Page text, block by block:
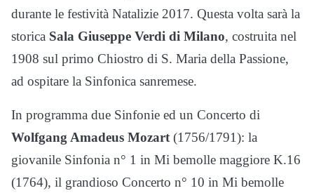
durante le festività Natalizie 2017. Questa volta sarà la
storica Sala Giuseppe Verdi di Milano, costruita nel
1908 sul primo Chiostro di S. Maria della Passione,
ad ospitare la Sinfonica sanremese.
In programma due Sinfonie ed un Concerto di
Wolfgang Amadeus Mozart(1756/1791): la
giovanile Sinfonia n° 1 in Mi bemolle maggiore K.16
(1764), il grandioso Concerto n° 10 in Mi bemolle